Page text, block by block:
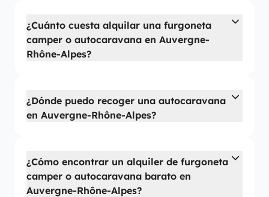
¿Cuánto cuesta alquilar una furgoneta
camper o autocaravana en Auvergne-
Rhône-Alpes?
¿Dónde puedo recoger una autocaravana
en Auvergne-Rhône-Alpes?
¿Cómo encontrar un alquiler de furgoneta
camper o autocaravana barato en
Auvergne-Rhône-Alpes?